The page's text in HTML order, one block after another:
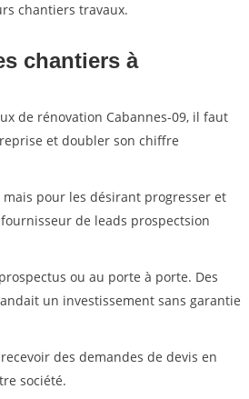
chantiers travaux.
chantiers à
de rénovation Cabannes-09, il faut
et doubler son chiffre
pour les désirant progresser et
de leads prospectsion
ou au porte à porte. Des
un investissement sans garantie
des demandes de devis en
société.